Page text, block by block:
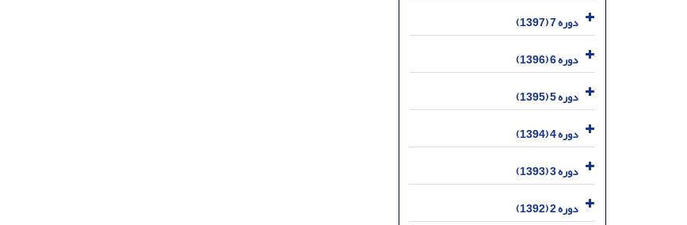
دوره 7 (1397)
دوره 6 (1396)
دوره 5 (1395)
دوره 4 (1394)
دوره 3 (1393)
دوره 2 (1392)